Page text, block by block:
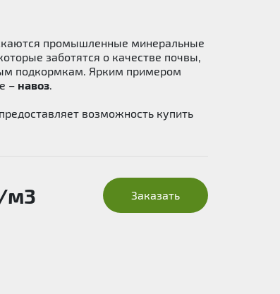
промышленные минеральные
заботятся о качестве почвы,
подкормкам. Ярким примером
– навоз.
возможность купить
м3 Заказать